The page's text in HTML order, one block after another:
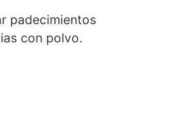
padecimientos
con polvo.